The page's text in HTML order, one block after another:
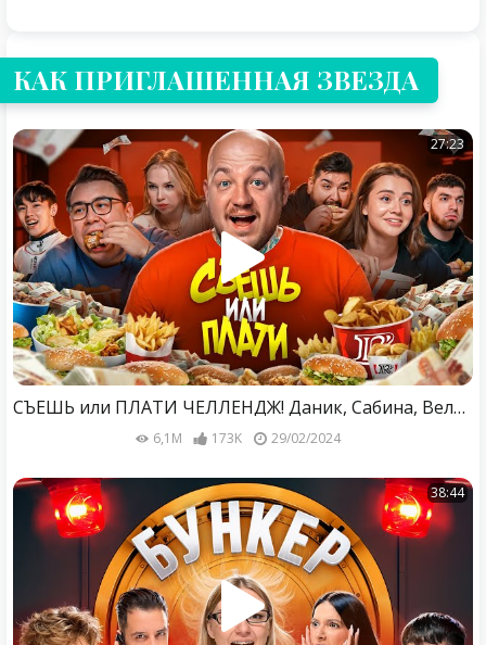
КАК ПРИГЛАШЕННАЯ ЗВЕЗДА
27:23
СЪЕШЬ или ПЛАТИ ЧЕЛЛЕНДЖ! Даник, Сабина, Великий Вася, Равшан, Аслан, Полина
6,1M 173K 29/02/2024
38:44